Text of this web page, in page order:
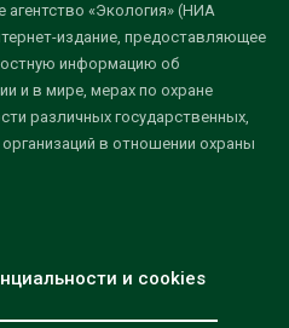
«Экология» (НИА
издание, предоставляющее
информацию об
и в мире, мерах по охране
различных государственных,
в отношении охраны
и cookies